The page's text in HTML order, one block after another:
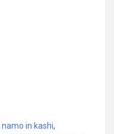
namo in kashi,